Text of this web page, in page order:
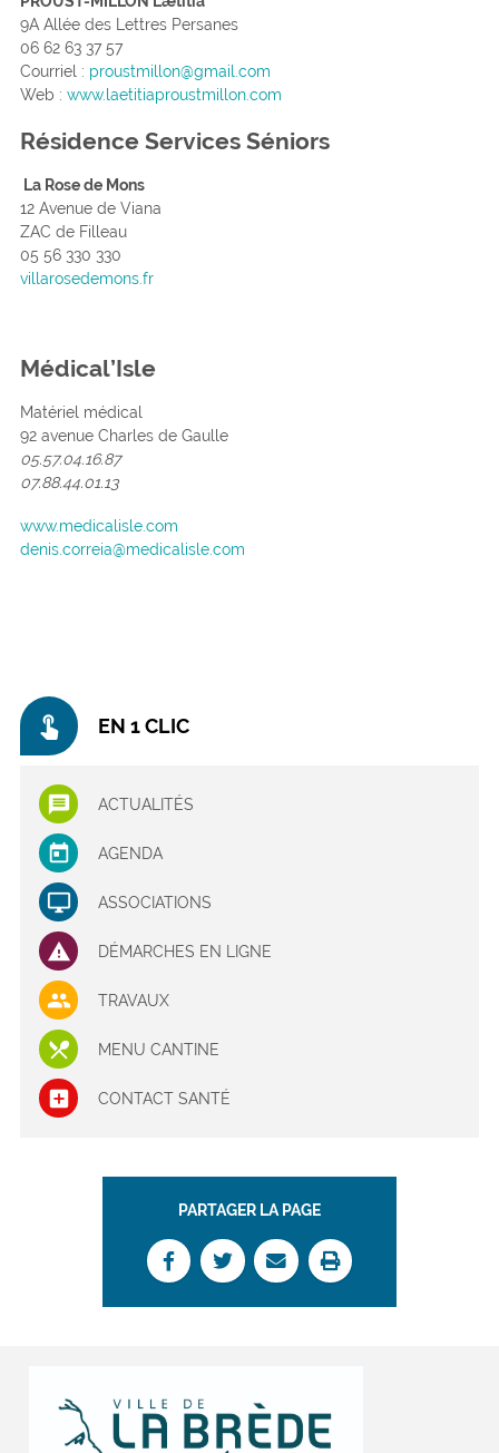
9A Allée des Lettres Persanes
06 62 63 37 57
Courriel : proustmillon@gmail.com
Web : www.laetitiaproustmillon.com
Résidence Services Séniors
La Rose de Mons
12 Avenue de Viana
ZAC de Filleau
05 56 330 330
villarosedemons.fr
Médical’Isle
Matériel médical
92 avenue Charles de Gaulle
05.57.04.16.87
07.88.44.01.13
www.medicalisle.com
denis.correia@medicalisle.com
touch_app EN 1 CLIC
ACTUALITÉS
AGENDA
ASSOCIATIONS
DÉMARCHES EN LIGNE
TRAVAUX
MENU CANTINE
CONTACT SANTÉ
PARTAGER LA PAGE